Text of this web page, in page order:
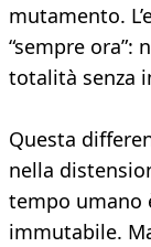
mutamento.
“sempre ora”:
totalità senza
Questa
nella
tempo umano
immutabile.